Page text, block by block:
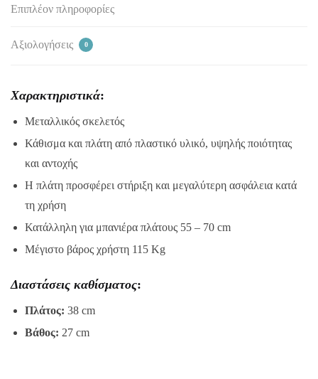
Επιπλέον πληροφορίες
Αξιολογήσεις 0
Χαρακτηριστικά:
Μεταλλικός σκελετός
Κάθισμα και πλάτη από πλαστικό υλικό, υψηλής ποιότητας
και αντοχής
Η πλάτη προσφέρει στήριξη και μεγαλύτερη ασφάλεια κατά
τη χρήση
Κατάλληλη για μπανιέρα πλάτους 55 – 70 cm
Μέγιστο βάρος χρήστη 115 Kg
Διαστάσεις καθίσματος:
Πλάτος: 38 cm
Βάθος: 27 cm